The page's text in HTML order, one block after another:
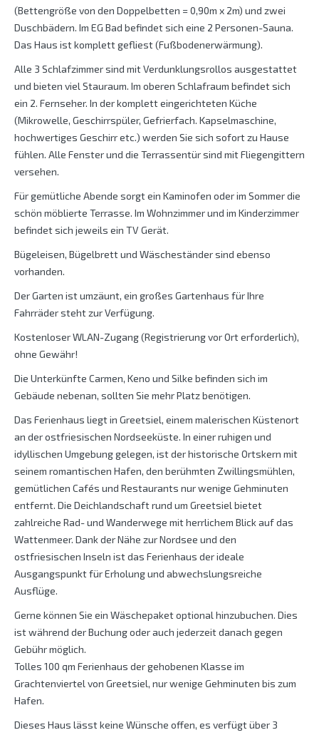
(Bettengröße von den Doppelbetten = 0,90m x 2m) und zwei
Duschbädern. Im EG Bad befindet sich eine 2 Personen-Sauna.
Das Haus ist komplett gefliest (Fußbodenerwärmung).
Alle 3 Schlafzimmer sind mit Verdunklungsrollos ausgestattet
und bieten viel Stauraum. Im oberen Schlafraum befindet sich
ein 2. Fernseher. In der komplett eingerichteten Küche
(Mikrowelle, Geschirrspüler, Gefrierfach. Kapselmaschine,
hochwertiges Geschirr etc.) werden Sie sich sofort zu Hause
fühlen. Alle Fenster und die Terrassentür sind mit Fliegengittern
versehen.
Für gemütliche Abende sorgt ein Kaminofen oder im Sommer die
schön möblierte Terrasse. Im Wohnzimmer und im Kinderzimmer
befindet sich jeweils ein TV Gerät.
Bügeleisen, Bügelbrett und Wäscheständer sind ebenso
vorhanden.
Der Garten ist umzäunt, ein großes Gartenhaus für Ihre
Fahrräder steht zur Verfügung.
Kostenloser WLAN-Zugang (Registrierung vor Ort erforderlich),
ohne Gewähr!
Die Unterkünfte Carmen, Keno und Silke befinden sich im
Gebäude nebenan, sollten Sie mehr Platz benötigen.
Das Ferienhaus liegt in Greetsiel, einem malerischen Küstenort
an der ostfriesischen Nordseeküste. In einer ruhigen und
idyllischen Umgebung gelegen, ist der historische Ortskern mit
seinem romantischen Hafen, den berühmten Zwillingsmühlen,
gemütlichen Cafés und Restaurants nur wenige Gehminuten
entfernt. Die Deichlandschaft rund um Greetsiel bietet
zahlreiche Rad- und Wanderwege mit herrlichem Blick auf das
Wattenmeer. Dank der Nähe zur Nordsee und den
ostfriesischen Inseln ist das Ferienhaus der ideale
Ausgangspunkt für Erholung und abwechslungsreiche
Ausflüge.
Gerne können Sie ein Wäschepaket optional hinzubuchen. Dies
ist während der Buchung oder auch jederzeit danach gegen
Gebühr möglich.
Tolles 100 qm Ferienhaus der gehobenen Klasse im
Grachtenviertel von Greetsiel, nur wenige Gehminuten bis zum
Hafen.
Dieses Haus lässt keine Wünsche offen, es verfügt über 3